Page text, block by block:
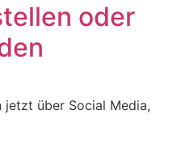
oder
jetzt über Social Media,